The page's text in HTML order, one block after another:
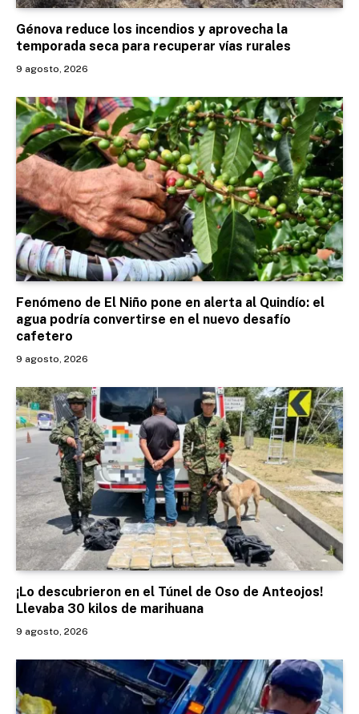
Génova reduce los incendios y aprovecha la
temporada seca para recuperar vías rurales
9 agosto, 2026
Fenómeno de El Niño pone en alerta al Quindío: el
agua podría convertirse en el nuevo desafío
cafetero
9 agosto, 2026
¡Lo descubrieron en el Túnel de Oso de Anteojos!
Llevaba 30 kilos de marihuana
9 agosto, 2026